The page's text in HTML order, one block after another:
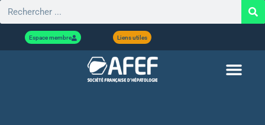
Espace membre Liens utiles